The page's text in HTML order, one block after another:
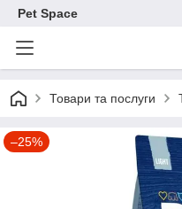
Pet Space
Товари та послуги
–25%